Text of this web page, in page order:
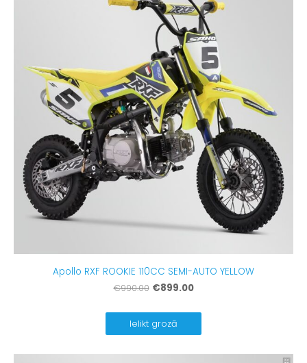
Apollo RXF ROOKIE 110CC SEMI-AUTO YELLOW
€990.00 €899.00
Ielikt grozā